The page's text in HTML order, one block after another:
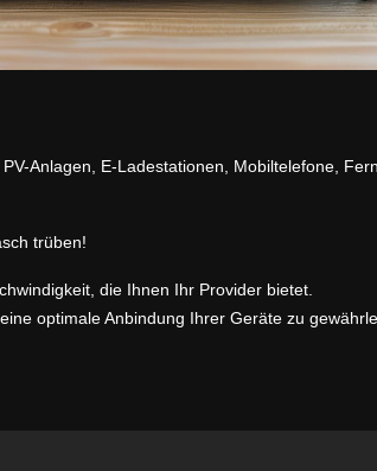
Anlagen, E-Ladestationen, Mobiltelefone,
trüben!
die Ihnen Ihr Provider bietet.
optimale Anbindung Ihrer Geräte zu